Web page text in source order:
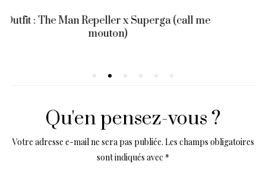
En mode Puma Eskiva
Qu'en pensez-vous ?
Votre adresse e-mail ne sera pas publiée. Les champs obligatoires
sont indiqués avec *